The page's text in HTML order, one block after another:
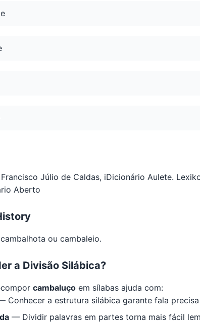
Francisco Júlio de Caldas, iDicionário Aulete.
Aberto
ou cambaleio.
a Divisão Silábica?
cambaluço em sílabas ajuda com:
Conhecer a estrutura silábica garante fala precisa
— Dividir palavras em partes torna mais fácil